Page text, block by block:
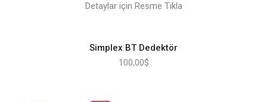
Detaylar için Resme Tıkla
Simplex BT Dedektör
100,00$